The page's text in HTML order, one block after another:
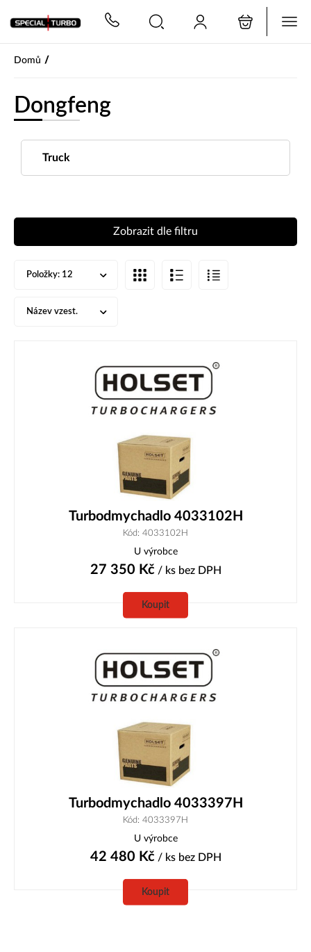
Domů /
Dongfeng
Truck
Zobrazit dle filtru
Položky: 12
Název vzest.
Turbodmychadlo 4033102H
Kód: 4033102H
U výrobce
27 350 Kč/ ks bez DPH
Koupit
Turbodmychadlo 4033397H
Kód: 4033397H
U výrobce
42 480 Kč/ ks bez DPH
Koupit